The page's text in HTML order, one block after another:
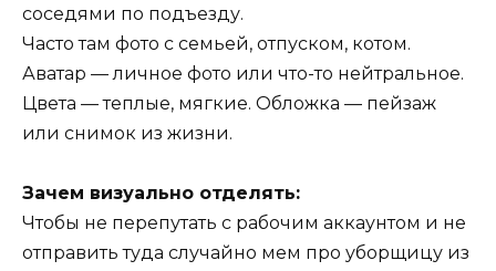
соседями по подъезду.
Часто там фото с семьей, отпуском, котом.
Аватар — личное фото или что-то нейтральное.
Цвета — теплые, мягкие. Обложка — пейзаж
или снимок из жизни.
Зачем визуально отделять:
Чтобы не перепутать с рабочим аккаунтом и не
отправить туда случайно мем про уборщицу из